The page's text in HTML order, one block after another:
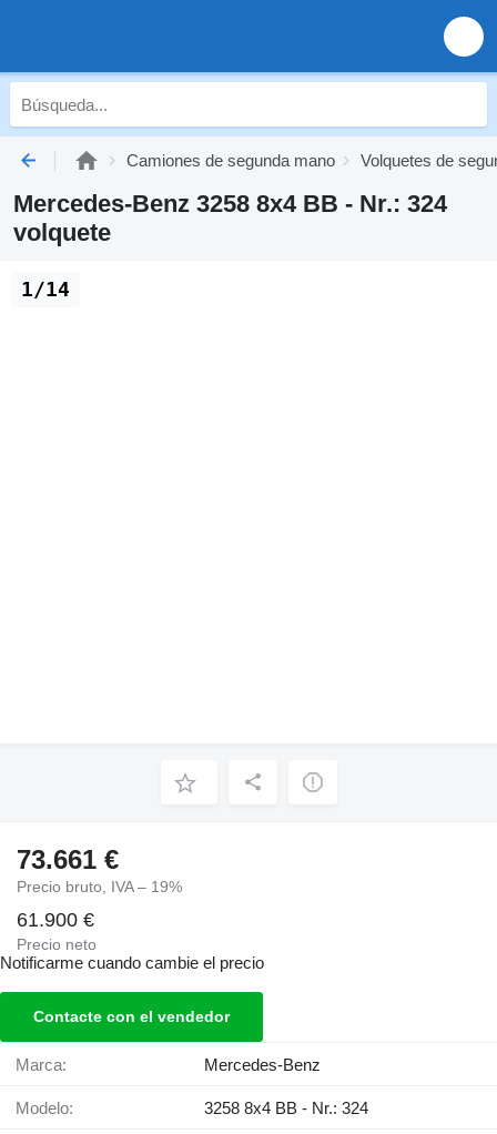
Camiones de segunda mano Volquetes de
Mercedes-Benz 3258 8x4 BB - Nr.: 324
volquete
1/14
73.661 €
Precio bruto, IVA – 19%
61.900 €
Precio neto
Notificarme cuando cambie el precio
Contacte con el vendedor
Marca: Mercedes-Benz
Modelo: 3258 8x4 BB - Nr.: 324